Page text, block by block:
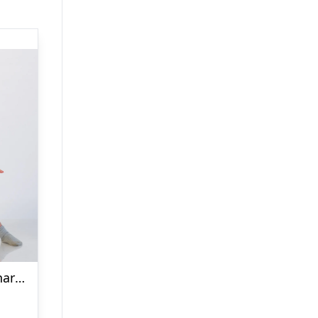
Årets julesweater: Påskehare Jumpsuit – Børn. Ugly Christmas Sweater lavet i Danmark